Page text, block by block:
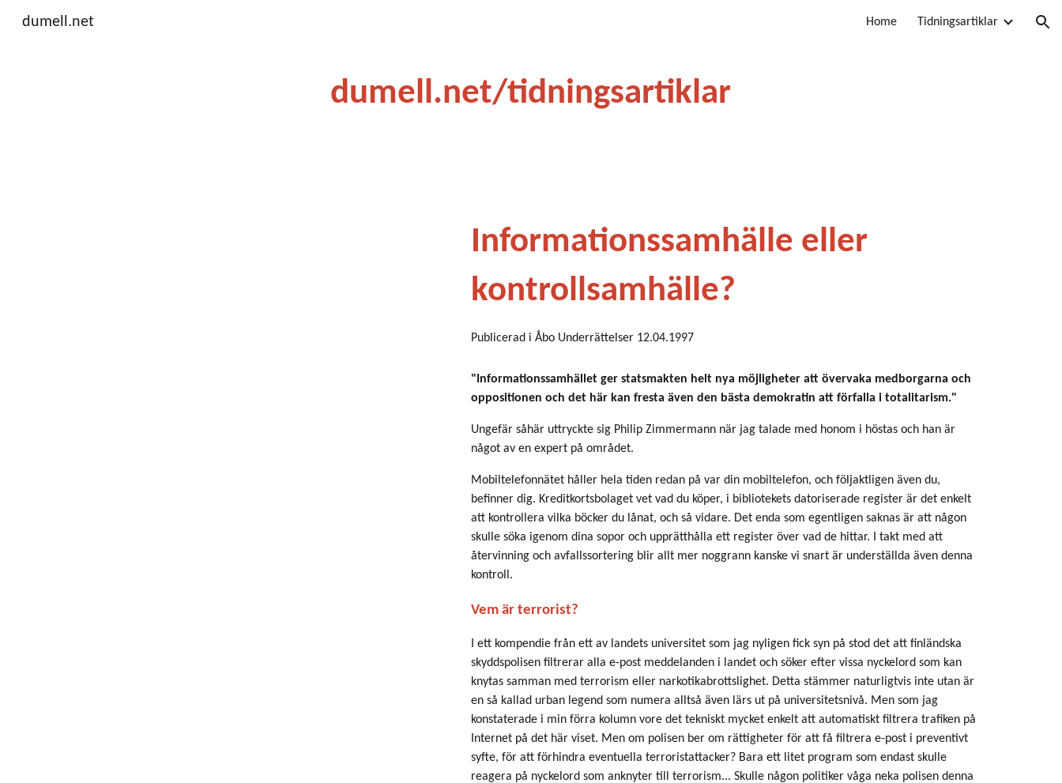
dumell.net Home Tidningsartiklar
dumell.net/tidningsartiklar
Informationssamhälle eller
kontrollsamhälle?
Publicerad i Åbo Underrättelser 12.04.1997
"Informationssamhället ger statsmakten helt nya möjligheter att övervaka medborgarna och
oppositionen och det här kan fresta även den bästa demokratin att förfalla i totalitarism."
Ungefär såhär uttryckte sig Philip Zimmermann när jag talade med honom i höstas och han är
något av en expert på området.
Mobiltelefonnätet håller hela tiden redan på var din mobiltelefon, och följaktligen även du,
befinner dig. Kreditkortsbolaget vet vad du köper, i bibliotekets datoriserade register är det enkelt
att kontrollera vilka böcker du lånat, och så vidare. Det enda som egentligen saknas är att någon
skulle söka igenom dina sopor och upprätthålla ett register över vad de hittar. I takt med att
återvinning och avfallssortering blir allt mer noggrann kanske vi snart är underställda även denna
kontroll.
Vem är terrorist?
I ett kompendie från ett av landets universitet som jag nyligen fick syn på stod det att finländska
skyddspolisen filtrerar alla e-post meddelanden i landet och söker efter vissa nyckelord som kan
knytas samman med terrorism eller narkotikabrottslighet. Detta stämmer naturligtvis inte utan är
en så kallad urban legend som numera alltså även lärs ut på universitetsnivå. Men som jag
konstaterade i min förra kolumn vore det tekniskt mycket enkelt att automatiskt filtrera trafiken på
Internet på det här viset. Men om polisen ber om rättigheter för att få filtrera e-post i preventivt
syfte, för att förhindra eventuella terroristattacker? Bara ett litet program som endast skulle
reagera på nyckelord som anknyter till terrorism... Skulle någon politiker våga neka polisen denna